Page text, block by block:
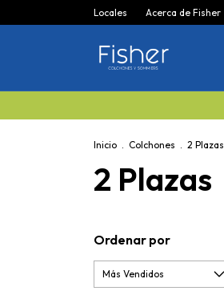
Locales Acerca de Fisher
Inicio . Colchones . 2 Plazas
2 Plazas
Ordenar por